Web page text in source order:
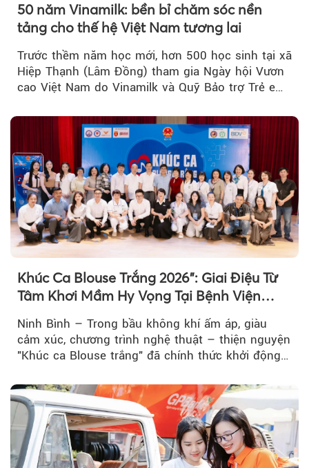
50 năm Vinamilk: bền bỉ chăm sóc nền
tảng cho thế hệ Việt Nam tương lai
Trước thềm năm học mới, hơn 500 học sinh tại xã
Hiệp Thạnh (Lâm Đồng) tham gia Ngày hội Vươn
cao Việt Nam do Vinamilk và Quỹ Bảo trợ Trẻ em
Khúc Ca Blouse Trắng 2026": Giai Điệu Từ
Tâm Khơi Mầm Hy Vọng Tại Bệnh Viện
Ninh Bình – Trong bầu không khí ấm áp, giàu
cảm xúc, chương trình nghệ thuật – thiện nguyện
"Khúc ca Blouse trắng" đã chính thức khởi động